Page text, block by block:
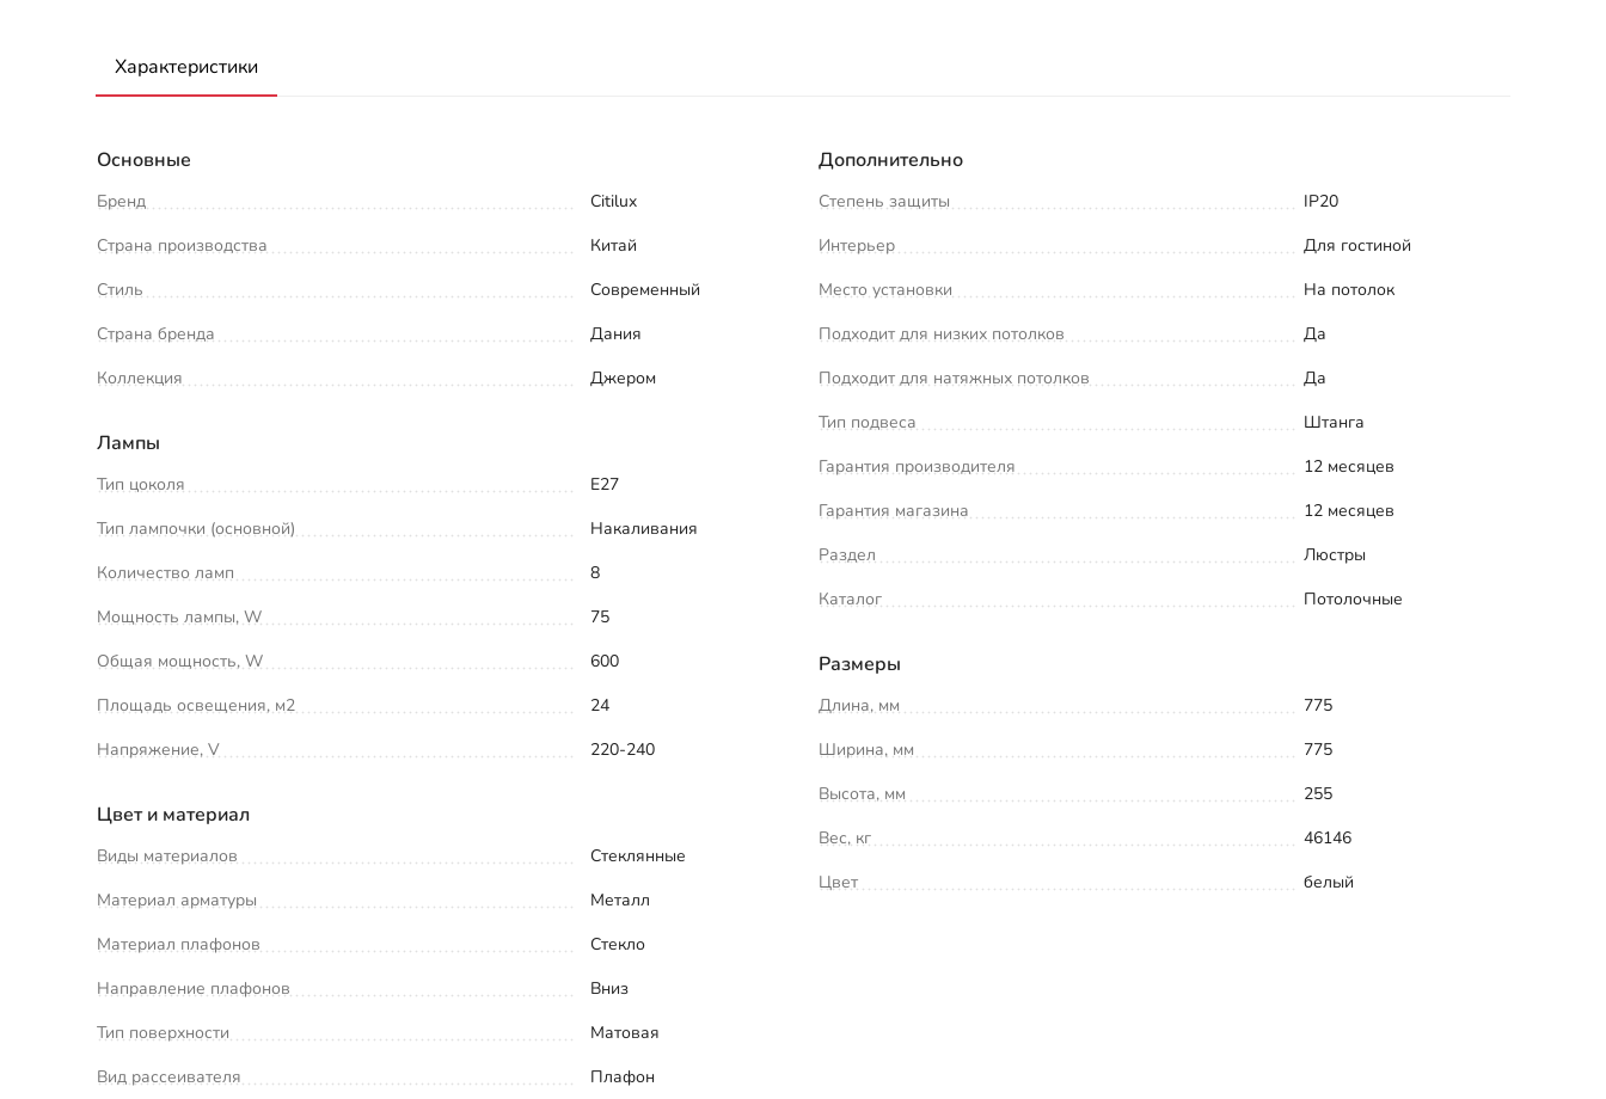
Характеристики
Основные
Бренд
Citilux
Страна производства
Китай
Стиль
Современный
Страна бренда
Дания
Коллекция
Джером
Лампы
Тип цоколя
E27
Тип лампочки (основной)
Накаливания
Количество ламп
8
Мощность лампы, W
75
Общая мощность, W
600
Площадь освещения, м2
24
Напряжение, V
220-240
Цвет и материал
Виды материалов
Стеклянные
Материал арматуры
Металл
Материал плафонов
Стекло
Направление плафонов
Вниз
Тип поверхности
Матовая
Вид рассеивателя
Плафон
Дополнительно
Степень защиты
IP20
Интерьер
Для гостиной
Место установки
На потолок
Подходит для низких потолков
Да
Подходит для натяжных потолков
Да
Тип подвеса
Штанга
Гарантия производителя
12 месяцев
Гарантия магазина
12 месяцев
Раздел
Люстры
Каталог
Потолочные
Размеры
Длина, мм
775
Ширина, мм
775
Высота, мм
255
Вес, кг
46146
Цвет
белый